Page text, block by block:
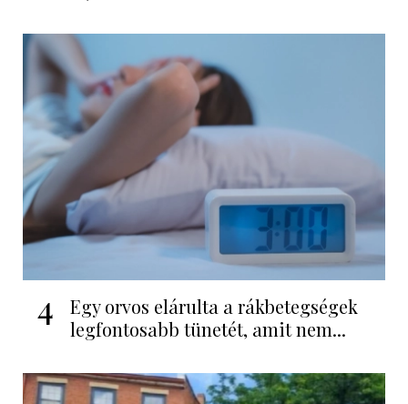
4
Egy orvos elárulta a rákbetegségek
legfontosabb tünetét, amit nem...